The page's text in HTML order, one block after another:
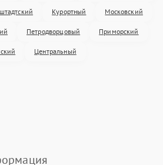
Курортный Московский
Петродворцовый Приморский
Центральный